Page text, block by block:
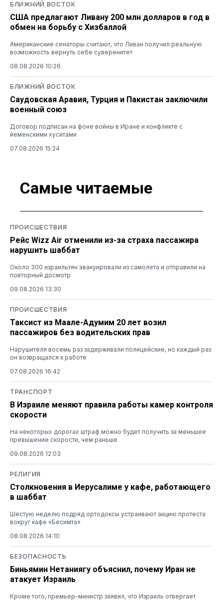
БЛИЖНИЙ ВОСТОК
США предлагают Ливану 200 млн долларов в год в
обмен на борьбу с Хизбаллой
Американские сенаторы считают, что Ливан получил реальную
возможность вернуть себе суверенитет
08.08.2026 10:26
БЛИЖНИЙ ВОСТОК
Саудовская Аравия, Турция и Пакистан заключили
военный союз
Договор подписан на фоне войны в Иране и конфликте с
йеменскими хуситами
07.08.2026 15:24
Самые читаемые
ПРОИСШЕСТВИЯ
Рейс Wizz Air отменили из-за страха пассажира
нарушить шаббат
Около 300 израильтян эвакуировали из самолета и отправили на
повторный досмотр
09.08.2026 13:30
ПРОИСШЕСТВИЯ
Таксист из Маале-Адумим 20 лет возил
пассажиров без водительских прав
Нарушителя восемь раз задерживали полицейские, но каждый раз
он возвращался к работе
07.08.2026 16:42
ТРАНСПОРТ
В Израиле меняют правила работы камер контроля
скорости
На некоторых дорогах штраф можно будет получить за меньшее
превышение скорости, чем раньше
09.08.2026 12:03
РЕЛИГИЯ
Столкновения в Иерусалиме у кафе, работающего
в шаббат
Шестую неделю подряд ортодоксы устраивают акцию протеста
вокруг кафе «Бесимта»
08.08.2026 14:10
БЕЗОПАСНОСТЬ
Биньямин Нетаниягу объяснил, почему Иран не
атакует Израиль
Кроме того, премьер-министр заявил, что Израиль отвергает